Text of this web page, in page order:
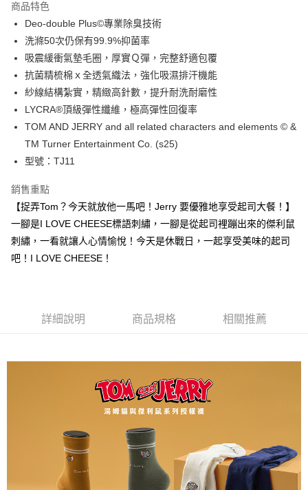
Apple Pay
ATM付款
運送方式
付款後全家取貨
每筆NT$100，滿NT$888(含以上)免運費
7-11取貨付款
每筆NT$100，滿NT$888(含以上)免運費
付款後7-11取貨
每筆NT$100，滿NT$888(含以上)免運費
宅配-離島
商品特色
Deo-double Plus©專業除臭技術
洗滌50次仍保有99.9%抑菌率
吸震緩衝氣墊毛圈，厚實Ｑ彈，完整舒適包覆
抗菌精梳棉ｘ全透氣織法，強化吸濕排汗機能
紗線結構紮實，精緻高針數，提升耐洗耐磨性
LYCRA®頂級彈性纖維，極高彈性回復率
TOM AND JERRY and all related characters and elements © &
TM Turner Entertainment Co. (s25)
型號：TJ11
銷售重點
【捉弄Tom？今天就放他一馬吧！Jerry 要優雅地享受起司大餐！】
一腳是I LOVE CHEESE標語刺繡，一腳是從起司裡蹦出來的傑利鼠
刺繡，一看就讓人心情愉悅！今天是休戰日，一起享受美味的起司
吧！I LOVE CHEESE！
詳細說明 商品規格 相關推薦